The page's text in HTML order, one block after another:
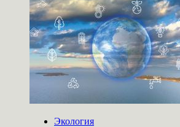
Экология